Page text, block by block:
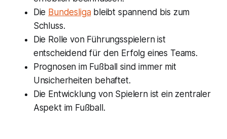
Die Bundesligableibt spannend bis zum
Schluss.
Die Rolle von Führungsspielern ist
entscheidend für den Erfolg eines Teams.
Prognosen im Fußball sind immer mit
Unsicherheiten behaftet.
Die Entwicklung von Spielern ist ein zentraler
Aspekt im Fußball.